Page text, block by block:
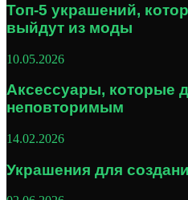
Топ-5 украшений,
выйдут из моды
10.05.2026
Аксессуары, которые
неповторимым
14.02.2026
Украшения для